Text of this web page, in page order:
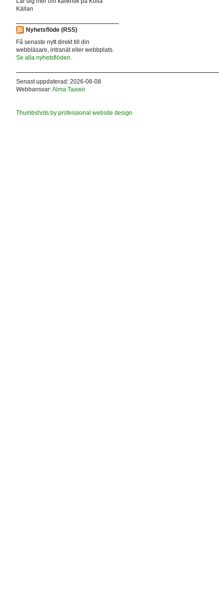
Källan
Nyhetsflöde (RSS)
Få senaste nytt direkt till din
webbläsare, intranät eller webbplats.
Se alla nyhetsflöden.
Senast uppdaterad: 2026-08-08
Webbansvar:Alma Taawo
Thumbshots by professional website design